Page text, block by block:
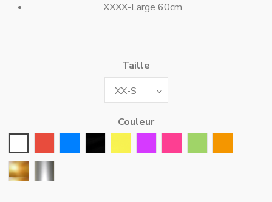
XXXX-Large 60cm
Taille
Couleur
Or Argent